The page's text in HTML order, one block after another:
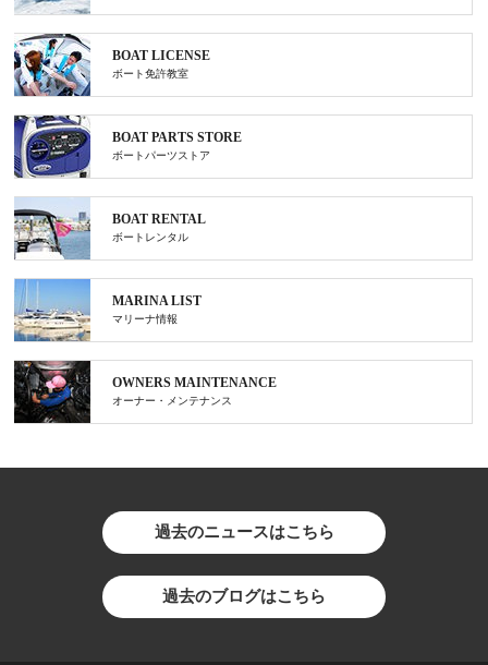
BOAT LICENSE
ボート免許教室
BOAT PARTS STORE
ボートパーツストア
BOAT RENTAL
ボートレンタル
MARINA LIST
マリーナ情報
OWNERS MAINTENANCE
オーナー・メンテナンス
過去のニュースはこちら
過去のブログはこちら